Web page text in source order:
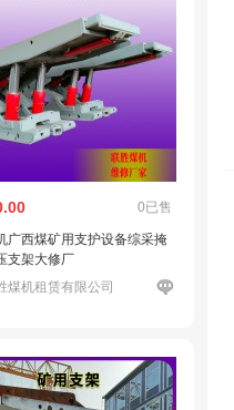
0已售
广西煤矿用支护设备综采掩
支架大修厂
煤机租赁有限公司